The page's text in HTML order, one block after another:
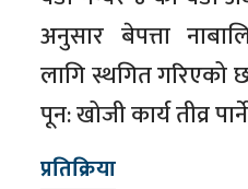
अनुसार बेपत्ता
लागि स्थगित गरिएको
पून: खोजी कार्य तीव्र
प्रतिक्रिया